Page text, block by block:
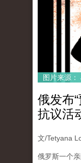
图片来源
俄发布
抗议活
文/Tetyana
俄罗斯一个